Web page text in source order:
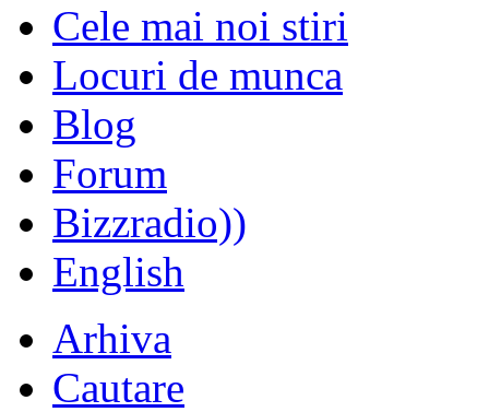
Cele mai noi stiri
Locuri de munca
Blog
Forum
Bizzradio))
English
Arhiva
Cautare